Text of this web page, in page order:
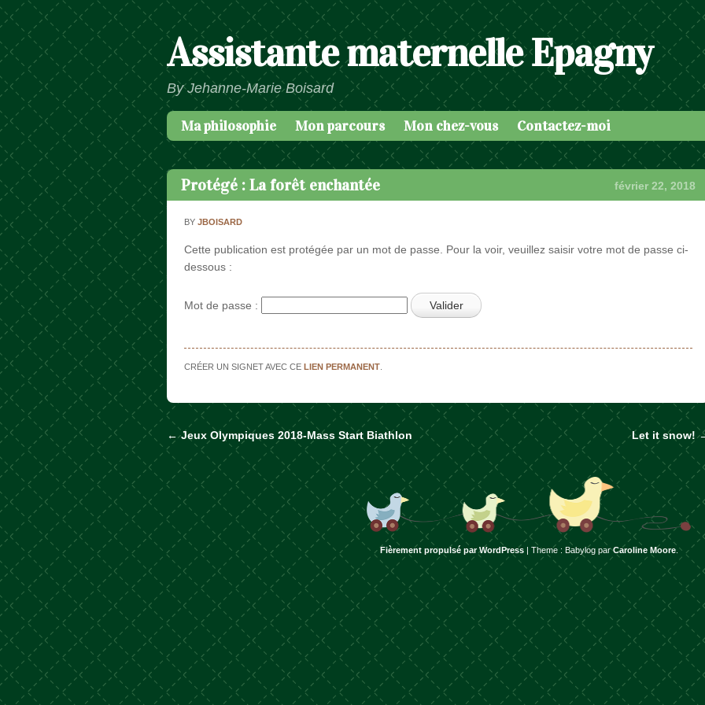
Assistante maternelle Epagny
By Jehanne-Marie Boisard
Menu
Passer au contenu
Ma philosophie Mon parcours Mon chez-vous Contactez-moi
Protégé : La forêt enchantée février 22, 2018
BYJBOISARD
Cette publication est protégée par un mot de passe. Pour la voir, veuillez saisir votre mot de passe ci-
dessous :
Mot de passe :
CRÉER UN SIGNET AVEC CELIEN PERMANENT
Naviguer dans les articles
←Jeux Olympiques 2018-Mass Start Biathlon Let it snow!
Fièrement propulsé par WordPress Theme : Babylog parCaroline Moore.